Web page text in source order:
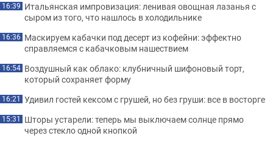
16:39 Итальянская импровизация: ленивая овощная лазанья с
сыром из того, что нашлось в холодильнике
16:36 Маскируем кабачки под десерт из кофейни: эффектно
справляемся с кабачковым нашествием
16:54 Воздушный как облако: клубничный шифоновый торт,
который сохраняет форму
16:21 Удивил гостей кексом с грушей, но без груши: все в восторге
15:31 Шторы устарели: теперь мы выключаем солнце прямо
через стекло одной кнопкой